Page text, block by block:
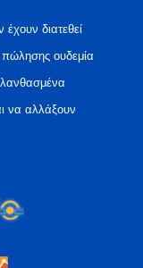
διατεθεί
ουδεμία
να αλλάξουν